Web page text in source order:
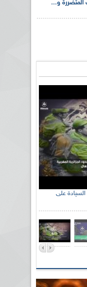
و...
تحي الذكرى 59 لبسط السيادة على